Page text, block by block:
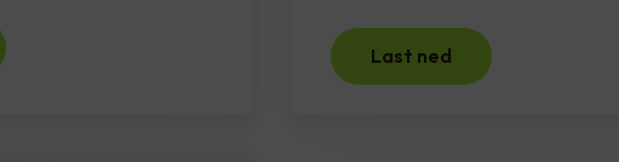
Last ned